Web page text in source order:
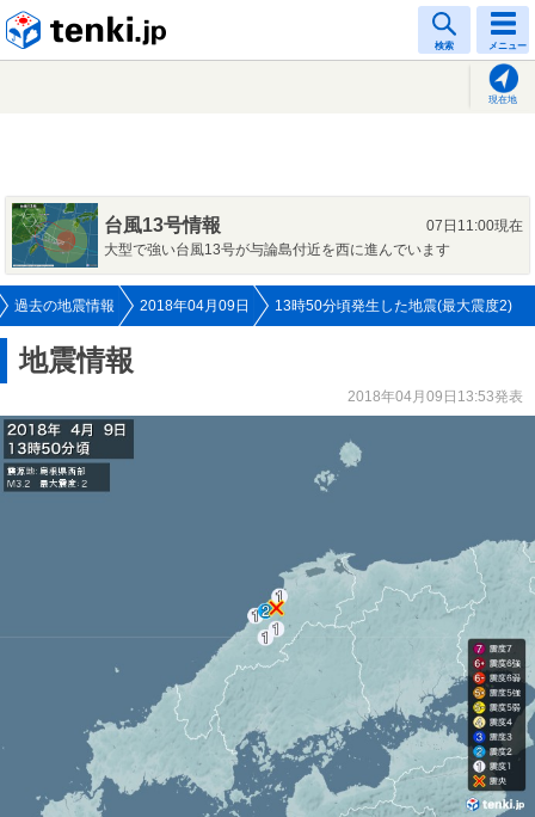
検索 メニュー
現在地
台風13号情報
07日11:00現在
大型で強い台風13号が与論島付近を西に進んでいます
過去の地震情報 2018年04月09日 13時50分頃発生した地震(最大震度2)
地震情報
2018年04月09日13:53発表